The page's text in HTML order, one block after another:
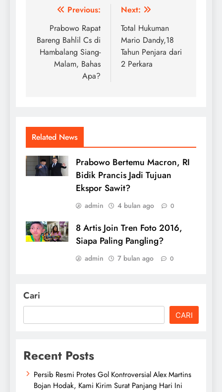
Navigasi
pos
Previous:
Prabowo Rapat
Bareng Bahlil Cs di
Hambalang Siang-
Malam, Bahas
Apa?
Next:
Total Hukuman
Mario Dandy,18
Tahun Penjara dari
2 Perkara
Related News
Prabowo Bertemu Macron, RI
Bidik Prancis Jadi Tujuan
Ekspor Sawit?
admin 4 bulan ago 0
8 Artis Join Tren Foto 2016,
Siapa Paling Pangling?
admin 7 bulan ago 0
Cari
CARI
Recent Posts
Persib Resmi Protes Gol Kontroversial Alex Martins
Bojan Hodak, Kami Kirim Surat Panjang Hari Ini